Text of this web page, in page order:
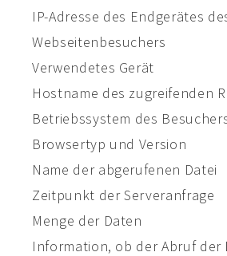
IP-Adresse des Endgerätes
Webseitenbesuchers
Verwendetes Gerät
Hostname des zugreifenden
Betriebssystem des
Browsertyp und Version
Name der abgerufenen Datei
Zeitpunkt der Serveranfrage
Menge der Daten
Information, ob der Abruf der